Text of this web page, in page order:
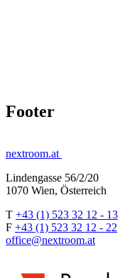
Footer
nextroom.at
Lindengasse 56/2/20
1070 Wien, Österreich
T +43 (1) 523 32 12 - 13
F +43 (1) 523 32 12 - 22
office@nextroom.at